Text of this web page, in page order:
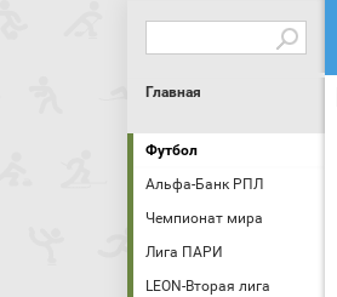
Главная
Футбол
Альфа-Банк РПЛ
Чемпионат мира
Лига ПАРИ
LEON-Вторая лига